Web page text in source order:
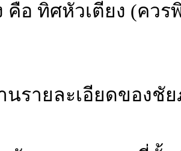
คือ ทิศหัวเตียง (คว
นรายละเอียดของชั